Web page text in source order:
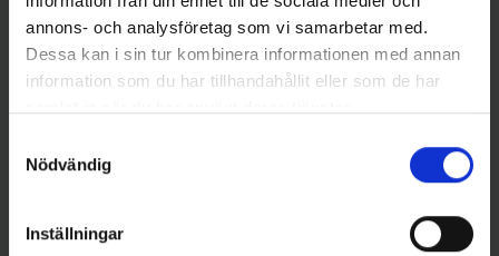
annons- och analysföretag som vi samarbetar med.
Dessa kan i sin tur kombinera informationen med annan
information som du har tillhandahållit eller som de har
Nödvändig
Inställningar
Westin
Westin W4 Flotation Suit -
2 999 kr
Westin
Westin W4 Flotation Suit - L